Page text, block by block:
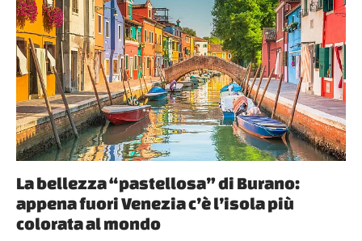
La bellezza “pastellosa” di Burano:
appena fuori Venezia c’è l’isola più
colorata al mondo